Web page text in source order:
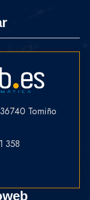
Tomiño
358